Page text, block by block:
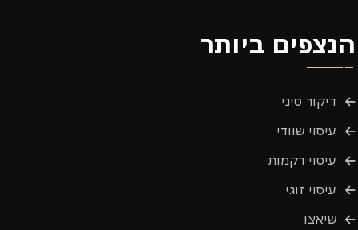
הנצפים ביותר
דיקור סיני
עיסוי שוודי
עיסוי רקמות
עיסוי זוגי
שיאצו